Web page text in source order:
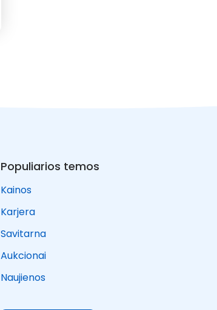
Populiarios temos
Kainos
Karjera
Savitarna
Aukcionai
Naujienos